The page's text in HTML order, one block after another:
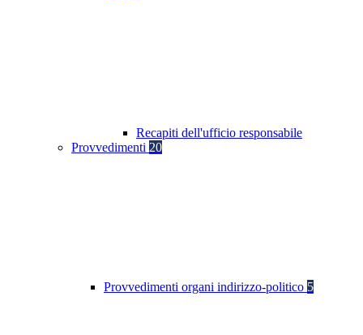
Recapiti dell'ufficio responsabile
Provvedimenti 20
Provvedimenti organi indirizzo-politico 5